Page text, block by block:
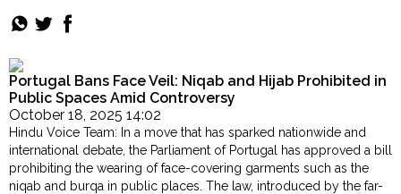
Politics
&
Order
Hindu
Temples
of
Bangladeshi
Imam,
Closes
60
Illegal
Mosques"
Portugal Bans Face Veil: Niqab and Hijab Prohibited in
Public Spaces Amid Controversy
October 18, 2025 14:02
Hindu Voice Team: In a move that has sparked nationwide and
international debate, the Parliament of Portugal has approved a bill
prohibiting the wearing of face-covering garments such as the
niqab and burqa in public places. The law, introduced by the far-